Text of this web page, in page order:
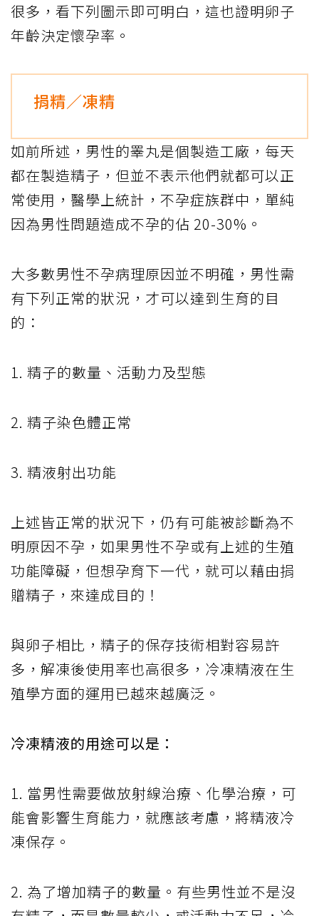
很多，看下列圖示即可明白，這也證明卵子
年齡決定懷孕率。
捐精／凍精
如前所述，男性的睪丸是個製造工廠，每天
都在製造精子，但並不表示他們就都可以正
常使用，醫學上統計，不孕症族群中，單純
因為男性問題造成不孕的佔 20-30%。
大多數男性不孕病理原因並不明確，男性需
有下列正常的狀況，才可以達到生育的目
的：
1. 精子的數量、活動力及型態
2. 精子染色體正常
3. 精液射出功能
上述皆正常的狀況下，仍有可能被診斷為不
明原因不孕，如果男性不孕或有上述的生殖
功能障礙，但想孕育下一代，就可以藉由捐
贈精子，來達成目的！
與卵子相比，精子的保存技術相對容易許
多，解凍後使用率也高很多，冷凍精液在生
殖學方面的運用已越來越廣泛。
冷凍精液的用途可以是：
1. 當男性需要做放射線治療、化學治療，可
能會影響生育能力，就應該考慮，將精液冷
凍保存。
2. 為了增加精子的數量。有些男性並不是沒